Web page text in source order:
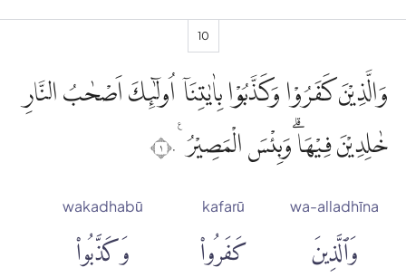
10
وَالَّذِيْنَ كَفَرُوْا وَكَذَّبُوْا بِاٰيٰتِنَآ اُولٰۤىِٕكَ اَصْحٰبُ النَّارِ
خٰلِدِيْنَ فِيْهَاۗ وَبِئْسَ الْمَصِيْرُ ࣖ ١٠
wa-alladhīna
وَٱلَّذِينَ
kafarū
كَفَرُوا۟
wakadhabū
وَكَذَّبُوا۟